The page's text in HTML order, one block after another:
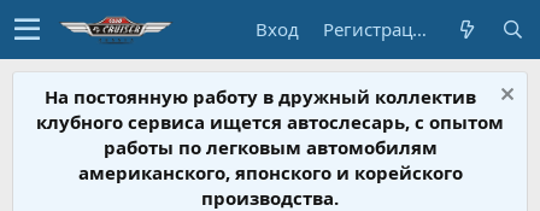
Вход Регистрация
На постоянную работу в дружный коллектив
клубного сервиса ищется автослесарь, с опытом
работы по легковым автомобилям
американского, японского и корейского
производства.